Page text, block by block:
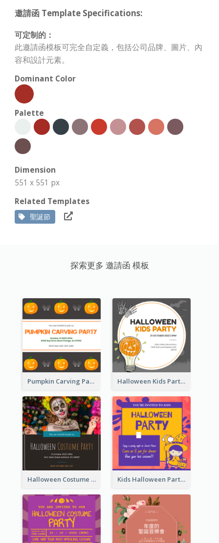
邀請函 Template Specifications:
可定制的：
此邀請函模板可完全自定義，包括公司品牌、圖片、內
容和設計元素。
Dominant Color
Palette
Dimension
551 x 551 px
Related Templates
聖誕節
探索更多 邀請函 模板
Pumpkin Carving Party Invitation Halloween Kids Party Invitation
Halloween Costume Party Invitation Kids Halloween Party Invitation